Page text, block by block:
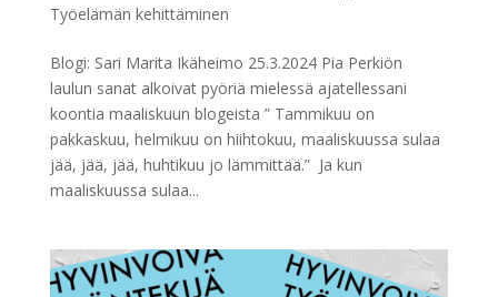
Työelämän kehittäminen
Blogi: Sari Marita Ikäheimo 25.3.2024 Pia Perkiön
laulun sanat alkoivat pyöriä mielessä ajatellessani
koontia maaliskuun blogeista ” Tammikuu on
pakkaskuu, helmikuu on hiihtokuu, maaliskuussa sulaa
jää, jää, jää, huhtikuu jo lämmittää.” Ja kun
maaliskuussa sulaa...